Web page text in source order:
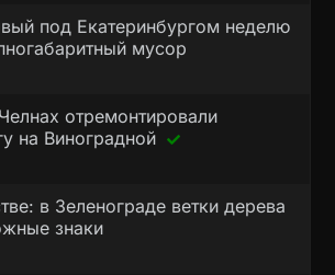
под Екатеринбургом неделю
мусор
отремонтировали
на Виноградной
в Зеленограде ветки дерева
знаки